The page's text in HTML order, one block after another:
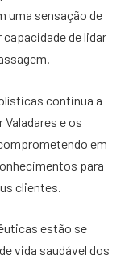
uma sensação de
de lidar
continua a
e os
em
para
clientes.
estão se
vida saudável dos